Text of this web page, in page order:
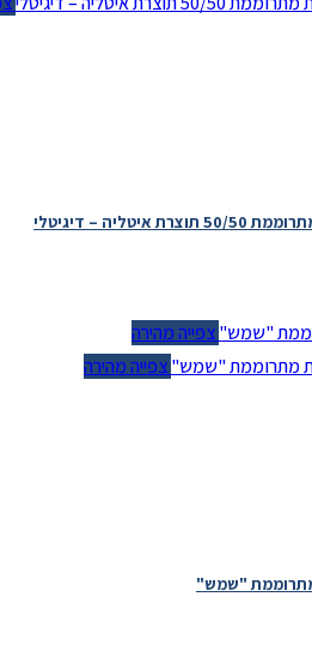
– דיגיטלי
צפייה מהירה
צפייה מהירה
"שמש"